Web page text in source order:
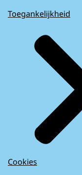
Toegankelijkheid
Cookies